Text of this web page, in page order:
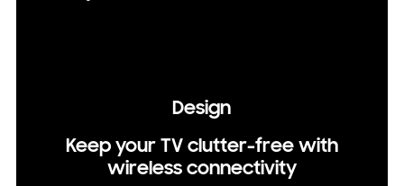
Design
Keep your TV clutter-free with
wireless connectivity